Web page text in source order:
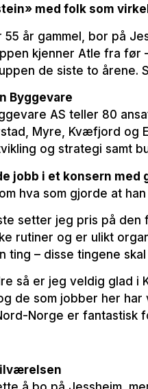
med folk som
55 år gammel, bor på
kjenner Atle fra før
de siste to årene.
Byggevare
AS teller 80
Myre, Kvæfjord og
og strategi samt
jobb i et konsern med
hva som gjorde at
setter jeg pris på
rutiner og er ulikt
ting – disse tingene
så er jeg veldig glad i
de som jobber her
Norge er fantastisk